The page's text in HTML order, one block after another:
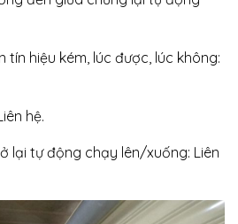
tín hiệu kém, lúc được, lúc không:
hệ.
lại tự động chạy lên/xuống: Liên